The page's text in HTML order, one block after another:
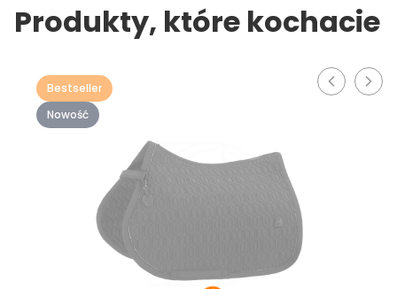
Produkty, które kochacie
Bestseller
Nowość